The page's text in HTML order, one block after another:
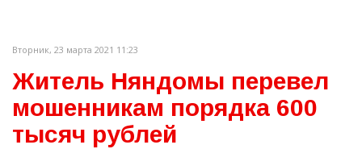
Вторник, 23 марта 2021 11:23
Житель Няндомы перевел
мошенникам порядка 600
тысяч рублей